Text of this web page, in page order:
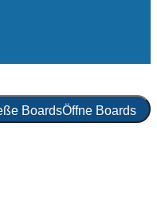
BoardsÖffne Boards